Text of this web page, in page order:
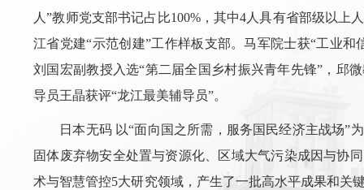
人”教师党支部书记占比100%，其中4人具有省部级以上
江省党建“示范创建”工作样板支部。马军院士获“工业
刘国宏副教授入选“第二届全国乡村振兴青年先锋”，邱
导员王晶获评“龙江最美辅导员”。
日本无码 以“面向国之所需，服务国民经济主战场”
固体废弃物安全处置与资源化、区域大气污染成因与协
术与智慧管控5大研究领域，产生了一批高水平成果和关